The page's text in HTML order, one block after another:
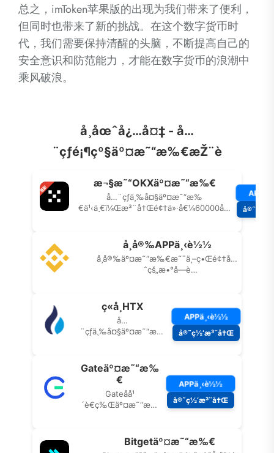
总之，imToken苹果版的出现为我们带来了便利，
但同时也带来了新的挑战。在这个数字货币时
代，我们需要保持清醒的头脑，不断提高自己的
安全意识和防范能力，才能在数字货币的浪潮中
乘风破浪。